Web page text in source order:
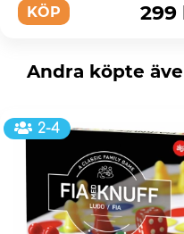
KÖP 299
Andra köpte
2-4